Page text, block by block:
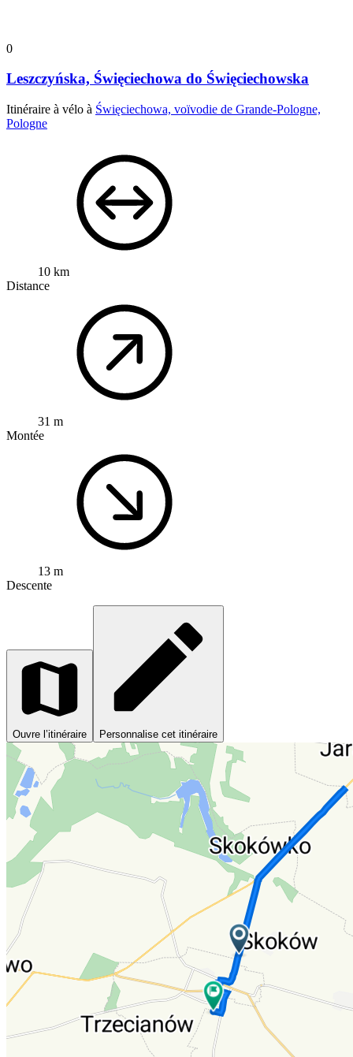
0
Leszczyńska, Święciechowa do Święciechowska
Itinéraire à vélo à Święciechowa, voïvodie de Grande-Pologne,
Pologne
10 km
Distance
31 m
Montée
13 m
Descente
Ouvre l’itinéraire Personnalise cet itinéraire